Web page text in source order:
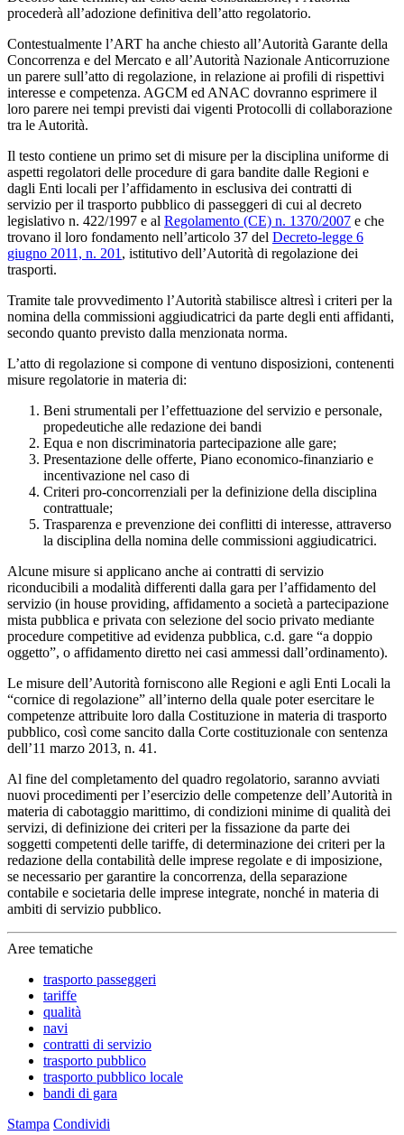
procederà all’adozione definitiva dell’atto regolatorio.
Contestualmente l’ART ha anche chiesto all’Autorità Garante della
Concorrenza e del Mercato e all’Autorità Nazionale Anticorruzione
un parere sull’atto di regolazione, in relazione ai profili di rispettivi
interesse e competenza. AGCM ed ANAC dovranno esprimere il
loro parere nei tempi previsti dai vigenti Protocolli di collaborazione
tra le Autorità.
Il testo contiene un primo set di misure per la disciplina uniforme di
aspetti regolatori delle procedure di gara bandite dalle Regioni e
dagli Enti locali per l’affidamento in esclusiva dei contratti di
servizio per il trasporto pubblico di passeggeri di cui al decreto
legislativo n. 422/1997 e al Regolamento (CE) n. 1370/2007 e che
trovano il loro fondamento nell’articolo 37 del Decreto-legge 6
giugno 2011, n. 201, istitutivo dell’Autorità di regolazione dei
trasporti.
Tramite tale provvedimento l’Autorità stabilisce altresì i criteri per la
nomina della commissioni aggiudicatrici da parte degli enti affidanti,
secondo quanto previsto dalla menzionata norma.
L’atto di regolazione si compone di ventuno disposizioni, contenenti
misure regolatorie in materia di:
Beni strumentali per l’effettuazione del servizio e personale,
propedeutiche alle redazione dei bandi
Equa e non discriminatoria partecipazione alle gare;
Presentazione delle offerte, Piano economico-finanziario e
incentivazione nel caso di
Criteri pro-concorrenziali per la definizione della disciplina
contrattuale;
Trasparenza e prevenzione dei conflitti di interesse, attraverso
la disciplina della nomina delle commissioni aggiudicatrici.
Alcune misure si applicano anche ai contratti di servizio
riconducibili a modalità differenti dalla gara per l’affidamento del
servizio (in house providing, affidamento a società a partecipazione
mista pubblica e privata con selezione del socio privato mediante
procedure competitive ad evidenza pubblica, c.d. gare “a doppio
oggetto”, o affidamento diretto nei casi ammessi dall’ordinamento).
Le misure dell’Autorità forniscono alle Regioni e agli Enti Locali la
“cornice di regolazione” all’interno della quale poter esercitare le
competenze attribuite loro dalla Costituzione in materia di trasporto
pubblico, così come sancito dalla Corte costituzionale con sentenza
dell’11 marzo 2013, n. 41.
Al fine del completamento del quadro regolatorio, saranno avviati
nuovi procedimenti per l’esercizio delle competenze dell’Autorità in
materia di cabotaggio marittimo, di condizioni minime di qualità dei
servizi, di definizione dei criteri per la fissazione da parte dei
soggetti competenti delle tariffe, di determinazione dei criteri per la
redazione della contabilità delle imprese regolate e di imposizione,
se necessario per garantire la concorrenza, della separazione
contabile e societaria delle imprese integrate, nonché in materia di
ambiti di servizio pubblico.
Aree tematiche
trasporto passeggeri
tariffe
qualità
navi
contratti di servizio
trasporto pubblico
trasporto pubblico locale
bandi di gara
Stampa Condividi